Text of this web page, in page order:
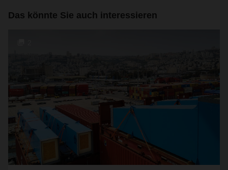
Das könnte Sie auch interessieren